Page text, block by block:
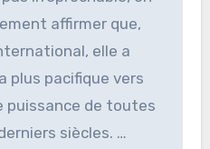
affirmer que,
elle a
plus pacifique vers
puissance de toutes
siècles. …